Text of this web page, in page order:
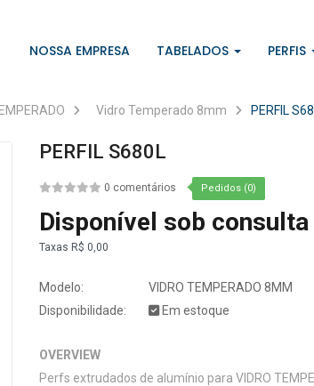
NOSSA EMPRESA TABELADOS PERFIS
Vidro Temperado 8mm PERFIL
PERFIL S680L
0 comentários Pedidos (0)
Disponível sob consulta
Taxas R$ 0,00
Modelo:
VIDRO TEMPERADO 8MM
Disponibilidade:
Em estoque
OVERVIEW
Perfs extrudados de alumínio para VIDRO